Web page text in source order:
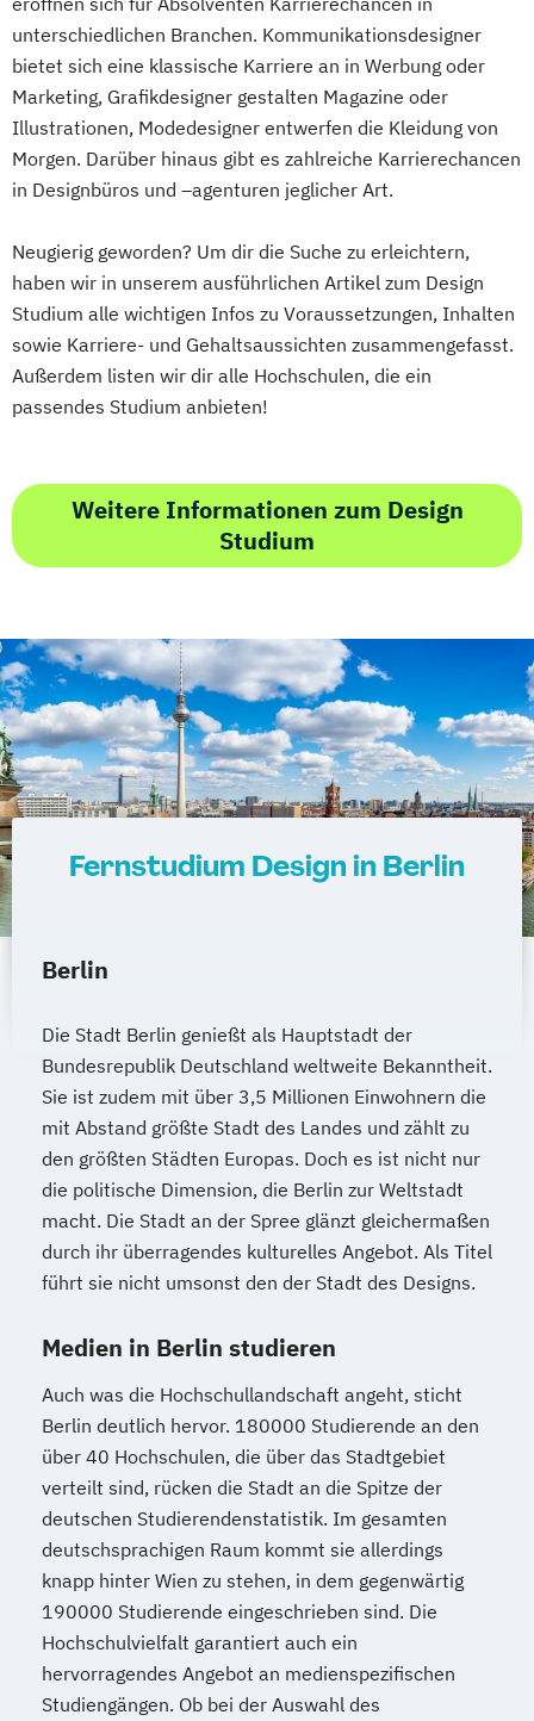
unterschiedlichen Branchen. Kommunikationsdesigner
bietet sich eine klassische Karriere an in Werbung oder
Marketing, Grafikdesigner gestalten Magazine oder
Illustrationen, Modedesigner entwerfen die Kleidung von
Morgen. Darüber hinaus gibt es zahlreiche Karrierechancen
in Designbüros und –agenturen jeglicher Art.
Neugierig geworden? Um dir die Suche zu erleichtern,
haben wir in unserem ausführlichen Artikel zum Design
Studium alle wichtigen Infos zu Voraussetzungen, Inhalten
sowie Karriere- und Gehaltsaussichten zusammengefasst.
Außerdem listen wir dir alle Hochschulen, die ein
passendes Studium anbieten!
Weitere Informationen zum Design
Studium
Fernstudium Design in Berlin
Berlin
Die Stadt Berlin genießt als Hauptstadt der
Bundesrepublik Deutschland weltweite Bekanntheit.
Sie ist zudem mit über 3,5 Millionen Einwohnern die
mit Abstand größte Stadt des Landes und zählt zu
den größten Städten Europas. Doch es ist nicht nur
die politische Dimension, die Berlin zur Weltstadt
macht. Die Stadt an der Spree glänzt gleichermaßen
durch ihr überragendes kulturelles Angebot. Als Titel
führt sie nicht umsonst den der Stadt des Designs.
Medien in Berlin studieren
Auch was die Hochschullandschaft angeht, sticht
Berlin deutlich hervor. 180000 Studierende an den
über 40 Hochschulen, die über das Stadtgebiet
verteilt sind, rücken die Stadt an die Spitze der
deutschen Studierendenstatistik. Im gesamten
deutschsprachigen Raum kommt sie allerdings
knapp hinter Wien zu stehen, in dem gegenwärtig
190000 Studierende eingeschrieben sind. Die
Hochschulvielfalt garantiert auch ein
hervorragendes Angebot an medienspezifischen
Studiengängen. Ob bei der Auswahl des